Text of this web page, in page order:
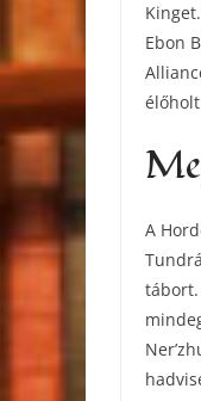
Ebon
A
tábort.